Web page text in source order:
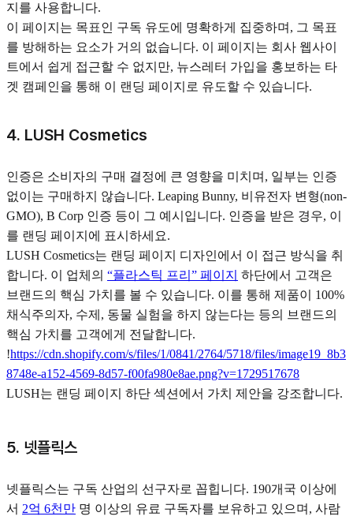
지를 사용합니다.
이 페이지는 목표인 구독 유도에 명확하게 집중하며, 그 목표
를 방해하는 요소가 거의 없습니다. 이 페이지는 회사 웹사이
트에서 쉽게 접근할 수 없지만, 뉴스레터 가입을 홍보하는 타
겟 캠페인을 통해 이 랜딩 페이지로 유도할 수 있습니다.
4. LUSH Cosmetics
인증은 소비자의 구매 결정에 큰 영향을 미치며, 일부는 인증
없이는 구매하지 않습니다. Leaping Bunny, 비유전자 변형(non-
GMO), B Corp 인증 등이 그 예시입니다. 인증을 받은 경우, 이
를 랜딩 페이지에 표시하세요.
LUSH Cosmetics는 랜딩 페이지 디자인에서 이 접근 방식을 취
합니다. 이 업체의 “플라스틱 프리” 페이지 하단에서 고객은
브랜드의 핵심 가치를 볼 수 있습니다. 이를 통해 제품이 100%
채식주의자, 수제, 동물 실험을 하지 않는다는 등의 브랜드의
핵심 가치를 고객에게 전달합니다.
!https://cdn.shopify.com/s/files/1/0841/2764/5718/files/image19_8b3
8748e-a152-4569-8d57-f00fa980e8ae.png?v=1729517678
LUSH는 랜딩 페이지 하단 섹션에서 가치 제안을 강조합니다.
5. 넷플릭스
넷플릭스는 구독 산업의 선구자로 꼽힙니다. 190개국 이상에
서 2억 6천만 명 이상의 유료 구독자를 보유하고 있으며, 사람